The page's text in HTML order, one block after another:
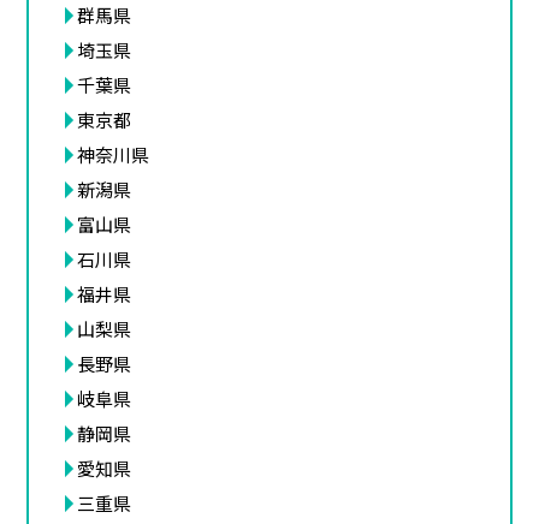
群馬県
埼玉県
千葉県
東京都
神奈川県
新潟県
富山県
石川県
福井県
山梨県
長野県
岐阜県
静岡県
愛知県
三重県